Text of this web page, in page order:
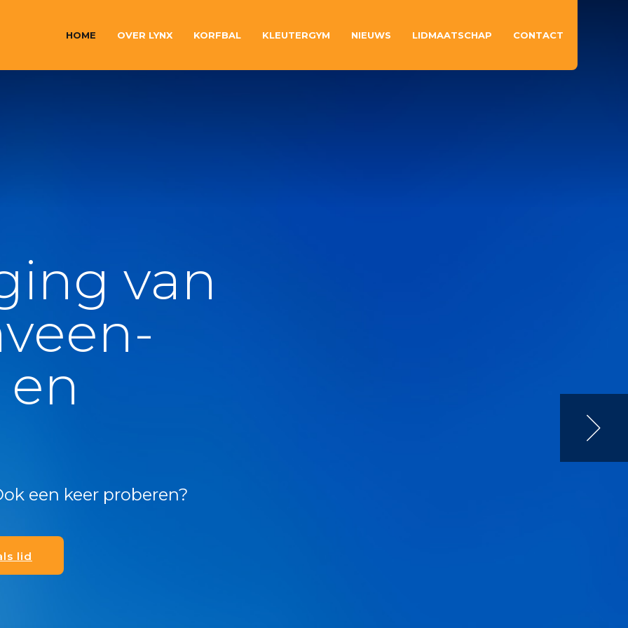
HOME OVER LYNX KORFBAL KLEUTERGYM NIEUWS LIDMAATSCHAP CONTACT
van
een keer proberen?
lid